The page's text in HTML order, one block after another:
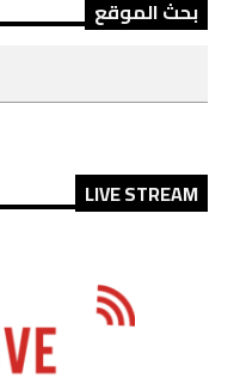
بحث الموقع
LIVE STREAM